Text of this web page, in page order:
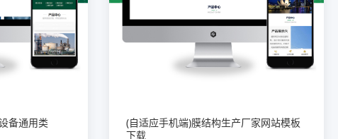
备通用类
(自适应手机端)膜结构生产厂家网站模板
下载